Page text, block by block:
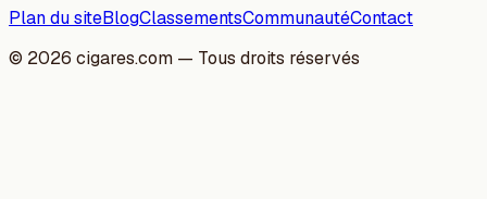
Plan du siteBlogClassementsCommunautéContact
© 2026 cigares.com — Tous droits réservés